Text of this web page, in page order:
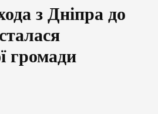
з Дніпра до
громади